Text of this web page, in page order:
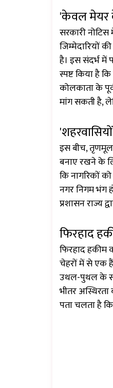
'केवल मेयर
सरकारी
जिम्मेदारियों
है। इस संदर्भ में
स्पष्ट किया है
कोलकाता के
मांग सकती है,
इस बीच, तृणमूल
बनाए रखने के
कि नागरिकों
नगर निगम भंग
प्रशासन राज्य
फिरहाद
फिरहाद हकीम
चेहरों में से एक
उथल-पुथल के
भीतर
पता चलता है